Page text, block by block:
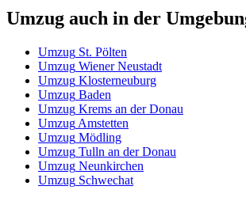
Umzug auch in der
Umzug St. Pölten
Umzug Wiener Neustadt
Umzug Klosterneuburg
Umzug Baden
Umzug Krems an der Donau
Umzug Amstetten
Umzug Mödling
Umzug Tulln an der Donau
Umzug Neunkirchen
Umzug Schwechat